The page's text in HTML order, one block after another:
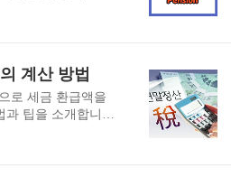
되었습니다. 특히,
계급여 및 의료급여
데 초점을 맞추고 있
다면 2025년 국민
험료를 납부하고,
, 장애, 사망 등의
연금의 주요 목적
생활을 유지할 수
령화 사회로 접어들
계산 방법
로 세금 환급액을
팁을 소개합니다.
정산 모의 계산 시